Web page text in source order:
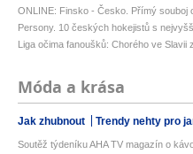
ONLINE: Finsko - Česko. Přímý souboj
Persony. 10 českých hokejistů s
Liga očima fanoušků: Chorého ve Slavii
Móda a krása
Jak zhubnout Trendy nehty pro
Soutěž týdeníku AHA TV magazín o